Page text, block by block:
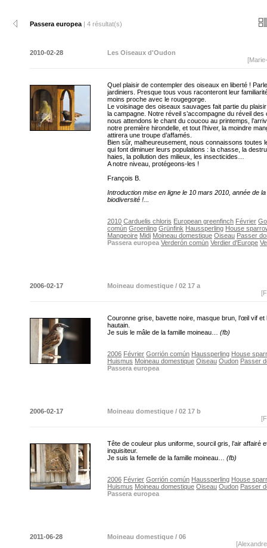
Passera europea | 4 résultat(s)
2010-02-28
Les Oiseaux d'Oudon
Quel plaisir de contempler des oiseaux en liberté !
jardiniers. Presque tous vous raconteront leur
moins proche avec le rougegorge.
Le voisinage des oiseaux sauvages fait partie du
la campagne. Notre réveil s’accompagne du réveil des
nous attendons le chant du coucou au printemps,
notre première hirondelle, et tout l’hiver, la moindre
attirera une troupe d’affamés.
Bien sûr, malheureusement, nous connaissons toutes
qui font diminuer leurs populations : la chasse, la
haies, la pollution des milieux, les insecticides…
A notre niveau, protégeons-les !
François B.
Introduction mise en ligne le 10 mars 2010, année de la
biodiversité !...
2010 Carduelis chloris European greenfinch Février
común Groenling Grünfink Haussperling House
Mangeoire Midi Moineau domestique Oiseau Passer
Passera europea Verderón común Verdier d'Europe
2006-02-17
Moineau domestique / 02 17 a
Couronne grise, bavette noire, masque brun, l’œil vif et
hautain.
Je suis le mâle de la famille moineau… (fb)
2006 Février Gorrión común Haussperling House
Huismus Moineau domestique Oiseau Oudon Passer
Passera europea
2006-02-17
Moineau domestique / 02 17 b
Tête de couleur plus uniforme, sourcil gris, l’air affairé
inquisiteur.
Je suis la femelle de la famille moineau… (fb)
2006 Février Gorrión común Haussperling House
Huismus Moineau domestique Oiseau Oudon Passer
Passera europea
2011-06-28
Moineau domestique / 06